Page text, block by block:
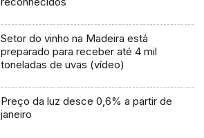
Setor do vinho na Madeira está
preparado para receber até 4 mil
toneladas de uvas (vídeo)
Preço da luz desce 0,6% a partir de
janeiro